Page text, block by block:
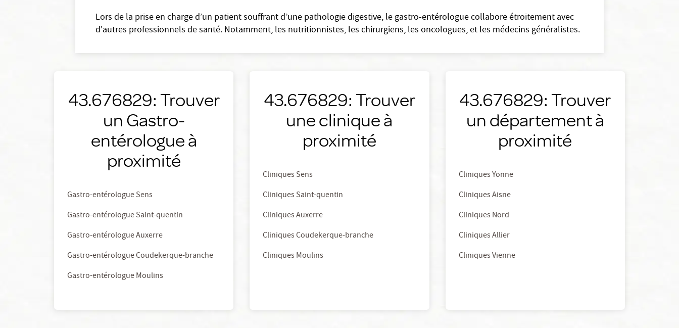
Lors de la prise en charge d’un patient souffrant d’une pathologie digestive, le gastro-entérologue collabore étroitement avec
d'autres professionnels de santé. Notamment, les nutritionnistes, les chirurgiens, les oncologues, et les médecins généralistes.
43.676829: Trouver
un Gastro-
entérologue à
proximité
Gastro-entérologue Sens
Gastro-entérologue Saint-quentin
Gastro-entérologue Auxerre
Gastro-entérologue Coudekerque-branche
Gastro-entérologue Moulins
43.676829: Trouver
une clinique à
proximité
Cliniques Sens
Cliniques Saint-quentin
Cliniques Auxerre
Cliniques Coudekerque-branche
Cliniques Moulins
43.676829: Trouver
un département à
proximité
Cliniques Yonne
Cliniques Aisne
Cliniques Nord
Cliniques Allier
Cliniques Vienne